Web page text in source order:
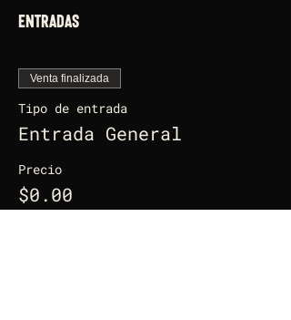
Entradas
Venta finalizada
Tipo de entrada
Entrada General
Precio
$0.00